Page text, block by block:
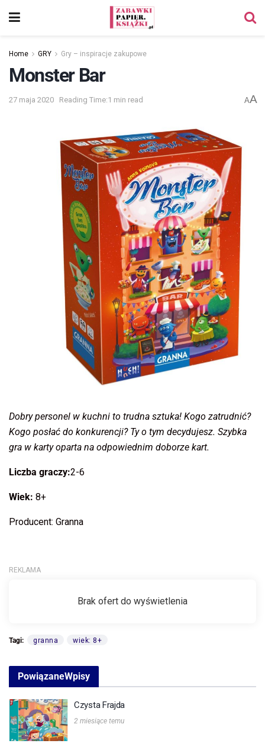
Home GRY Gry – inspiracje zakupowe
Monster Bar
27 maja 2020 Reading Time:1 min read AA
Dobry personel w kuchni to trudna sztuka! Kogo zatrudnić?
Kogo posłać do konkurencji? Ty o tym decydujesz. Szybka
gra w karty oparta na odpowiednim doborze kart.
Liczba graczy:2-6
Wiek: 8+
Producent: Granna
Tagi: granna wiek: 8+
PowiązaneWpisy
Czysta Frajda
2 miesiące temu